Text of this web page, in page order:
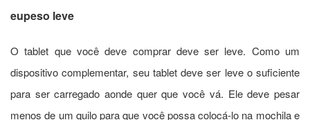
eupeso leve
O tablet que você deve comprar deve ser leve. Como um
dispositivo complementar, seu tablet deve ser leve o suficiente
para ser carregado aonde quer que você vá. Ele deve pesar
menos de um quilo para que você possa colocá-lo na mochila e